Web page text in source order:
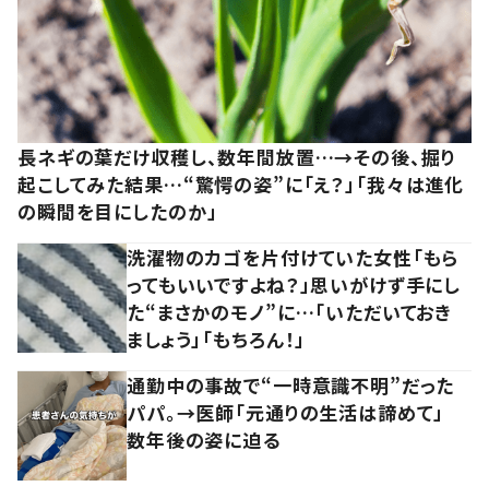
長ネギの葉だけ収穫し、数年間放置…→その後、掘り
起こしてみた結果…“驚愕の姿”に「え？」「我々は進化
の瞬間を目にしたのか」
洗濯物のカゴを片付けていた女性「もら
ってもいいですよね？」思いがけず手にし
た“まさかのモノ”に…「いただいておき
ましょう」「もちろん！」
通勤中の事故で“一時意識不明”だった
パパ。→医師「元通りの生活は諦めて」
数年後の姿に迫る